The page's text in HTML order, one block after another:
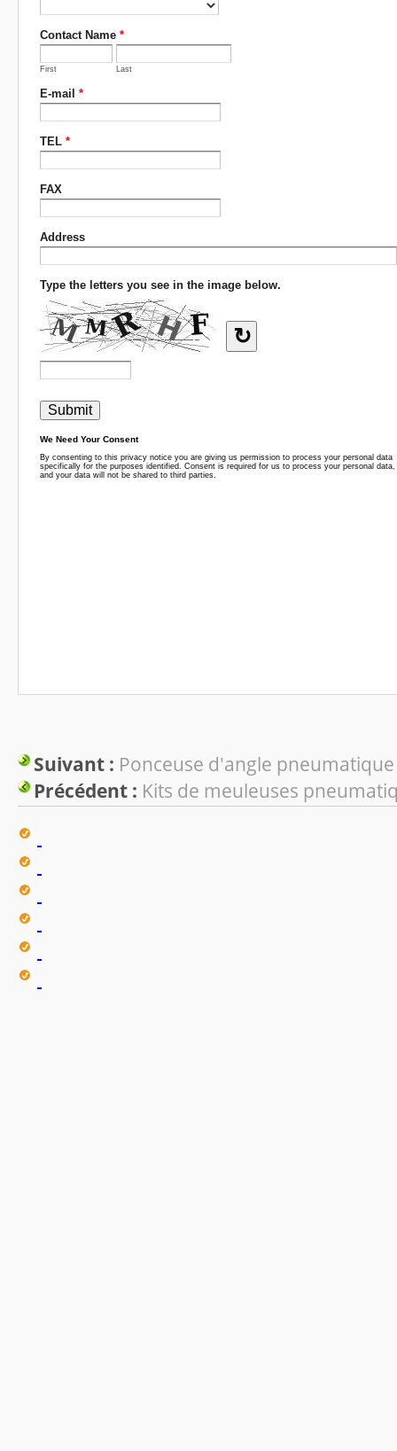
Suivant : Ponceuse d'angle pneumatique
Précédent : Kits de meuleuses